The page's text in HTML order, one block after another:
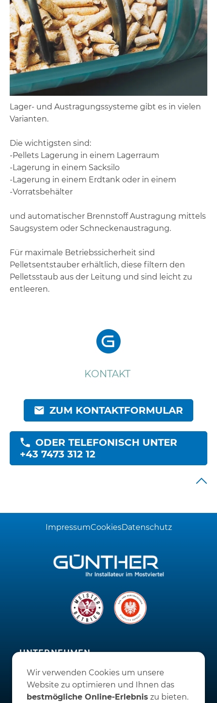
Lager- und Austragungssysteme gibt es in vielen
Varianten.
Die wichtigsten sind:
-Pellets Lagerung in einem Lagerraum
-Lagerung in einem Sacksilo
-Lagerung in einem Erdtank oder in einem
-Vorratsbehälter
und automatischer Brennstoff Austragung mittels
Saugsystem oder Schneckenaustragung.
Für maximale Betriebssicherheit sind
Pelletsentstauber erhältlich, diese filtern den
Pelletsstaub aus der Leitung und sind leicht zu
entleeren.
KONTAKT
ZUM KONTAKTFORMULAR
ODER TELEFONISCH UNTER
+43 7473 312 12
ImpressumCookiesDatenschutz
UNTERNEHMEN
Schauraum 24/7
Firmengebäude
Aktuell
Firmengeschichte
Wir verwenden Cookies um unsere
Website zu optimieren und Ihnen das
bestmögliche Online-Erlebnis zu bieten.